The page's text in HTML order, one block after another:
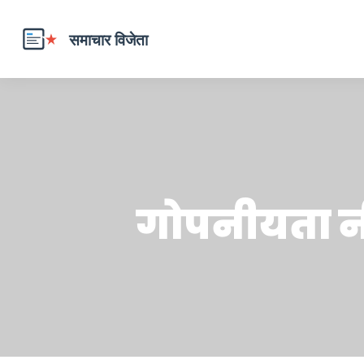
गोपनीयता